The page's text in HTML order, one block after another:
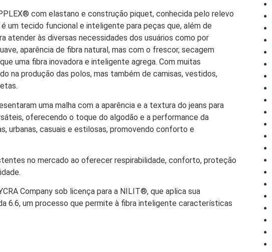
com elastano e construção piquet, conhecida pelo relevo
um tecido funcional e inteligente para peças que, além de
atender às diversas necessidades dos usuários como por
aparência de fibra natural, mas com o frescor, secagem
uma fibra inovadora e inteligente agrega. Com muitas
na produção das polos, mas também de camisas, vestidos,
uma malha com a aparência e a textura do jeans para
oferecendo o toque do algodão e a performance da
urbanas, casuais e estilosas, promovendo conforto e
no mercado ao oferecer respirabilidade, conforto, proteção
Company sob licença para a NILIT®, que aplica sua
6.6, um processo que permite à fibra inteligente características